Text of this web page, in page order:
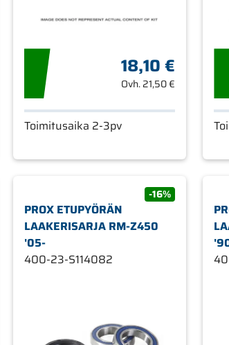
18,10 €
Ovh.21,50 €
Toimitusaika 2-3pv
-16%
PROX ETUPYÖRÄN
LAAKERISARJA RM-Z450
'05-
400-23-S114082